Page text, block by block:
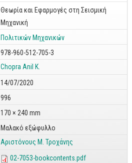
Θεωρία και Εφαρμογές στη Σεισμική
Μηχανική
Πολιτικών Μηχανικών
978-960-512-705-3
Chopra Anil K.
14/07/2020
996
170 × 240 mm
Μαλακό εξώφυλλο
Αριστόνους Μ. Τροχάνης
02-7053-bookcontents.pdf